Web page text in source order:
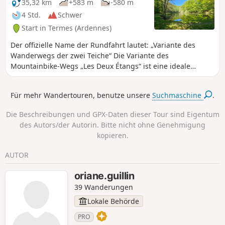
zahlreiche kleine Quellen.
35,32 km
+583 m
-580 m
4 Std.
Schwer
Start in Termes (Ardennes)
Der offizielle Name der Rundfahrt lautet: „Variante des
Wanderwegs der zwei Teiche“ Die Variante des
Mountainbike-Wegs „Les Deux Étangs“ ist eine ideale
Naturstrecke für Sportler und Abenteuerlustige. Sie verläuft
befahrbaren Wegen, technischen Passagen und kleinen
echten Abenteuer, das den Staatswald „Forêt Domaniale de
la Croix aux Bois“ von Norden nach Süden durchquert,
entdecken Sie zerklüftete Landschaften und zahlreiche
kleine Quellen. Sportlicher Weg mit relativ großem
Höhenunterschied und technischen Passagen.
Für mehr Wandertouren, benutze unsereSuchmaschine .
Die Beschreibungen und GPX-Daten dieser Tour sind Eigentum
des Autors/der Autorin. Bitte nicht ohne Genehmigung
kopieren.
AUTOR
oriane.guillin
39 Wanderungen
Lokale Behörde
PRO